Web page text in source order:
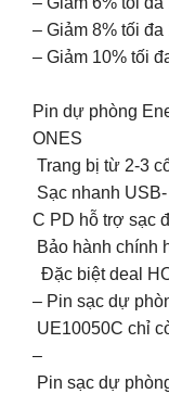
– Giảm 8% tối
– Giảm 10% tối
Pin dự phòng
ONES
Trang bị từ 2-3
️ Sạc nhanh USB-
C PD hỗ trợ sạc
Bảo hành chính
Đặc biệt deal
– Pin sạc dự
UE10050C chỉ
–
Pin sạc dự